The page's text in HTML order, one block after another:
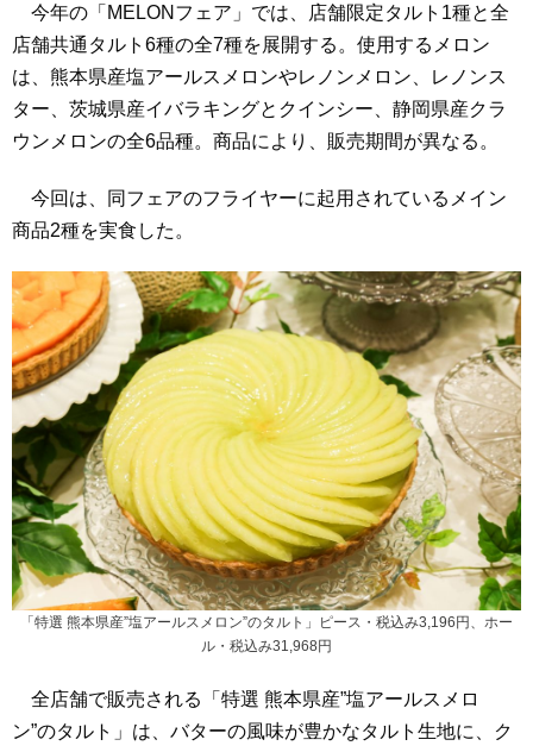
今年の「MELONフェア」では、店舗限定タルト1種と全
店舗共通タルト6種の全7種を展開する。使用するメロン
は、熊本県産塩アールスメロンやレノンメロン、レノンス
ター、茨城県産イバラキングとクインシー、静岡県産クラ
ウンメロンの全6品種。商品により、販売期間が異なる。
今回は、同フェアのフライヤーに起用されているメイン
商品2種を実食した。
「特選 熊本県産”塩アールスメロン”のタルト」ピース・税込み3,196円、ホー
ル・税込み31,968円
全店舗で販売される「特選 熊本県産”塩アールスメロ
ン”のタルト」は、バターの風味が豊かなタルト生地に、ク